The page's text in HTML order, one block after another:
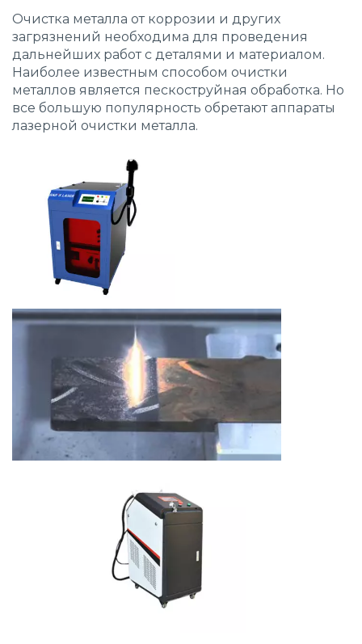
Очистка металла от коррозии и других
загрязнений необходима для проведения
дальнейших работ с деталями и материалом.
Наиболее известным способом очистки
металлов является пескоструйная обработка. Но
все большую популярность обретаютаппараты
лазерной очистки металла.